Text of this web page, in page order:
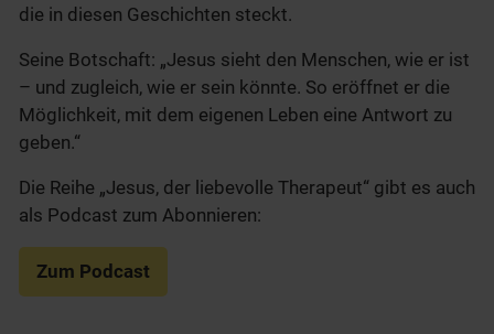
die in diesen Geschichten steckt.
Seine Botschaft: „Jesus sieht den Menschen, wie er ist
– und zugleich, wie er sein könnte. So eröffnet er die
Möglichkeit, mit dem eigenen Leben eine Antwort zu
geben.“
Die Reihe „Jesus, der liebevolle Therapeut“ gibt es auch
als Podcast zum Abonnieren:
Zum Podcast